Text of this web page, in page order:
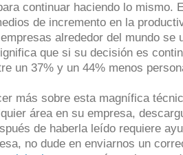
continuar haciendo lo mismo.
de incremento en la
alrededor del mundo se
que si su decisión es
un 37% y un 44% menos
más sobre esta magnífica
área en su empresa,
de haberla leído requiere
no dude en enviarnos un